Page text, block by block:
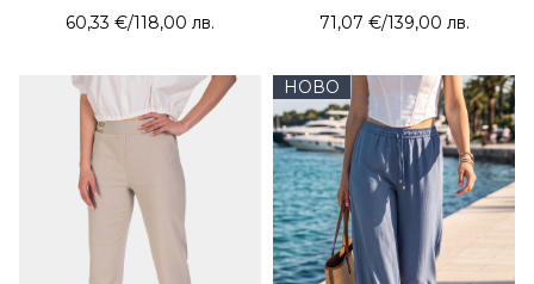
60,33 €/118,00 лв. 71,07 €/139,00 лв.
НОВО